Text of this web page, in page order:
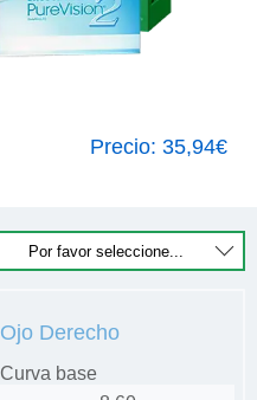
Precio: 35,94€
Ojo Derecho
Curva base